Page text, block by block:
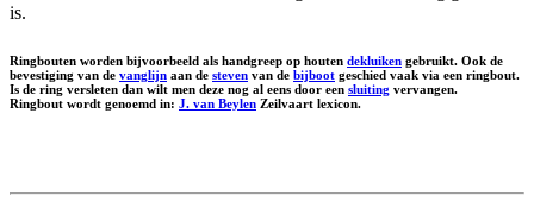
is.
Ringbouten worden bijvoorbeeld als handgreep op houten dekluiken gebruikt. Ook de
bevestiging van de vanglijn aan de steven van de bijboot geschied vaak via een ringbout.
Is de ring versleten dan wilt men deze nog al eens door een sluiting vervangen.
Ringbout wordt genoemd in: J. van Beylen Zeilvaart lexicon.